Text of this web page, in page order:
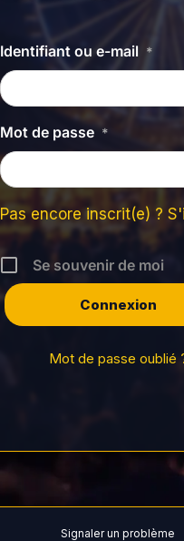
Identifiant ou e-mail *
Mot de passe *
Pas encore inscrit(e) ?
Se souvenir de moi
Mot de passe oublié
Signaler un problème